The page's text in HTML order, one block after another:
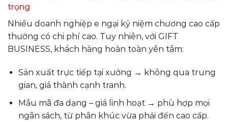
trọng
Nhiều doanh nghiệp e ngại kỷ niệm chương cao cấp
thường có chi phí cao. Tuy nhiên, với GIFT
BUSINESS, khách hàng hoàn toàn yên tâm:
Sản xuất trực tiếp tại xưởng → không qua trung
gian, giá thành cạnh tranh.
Mẫu mã đa dạng – giá linh hoạt → phù hợp mọi
ngân sách, từ phân khúc vừa phải đến cao cấp.